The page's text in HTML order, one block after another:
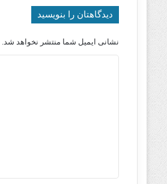
دیدگاهتان را بنویسید
نشانی ایمیل شما منتشر نخواهد شد.